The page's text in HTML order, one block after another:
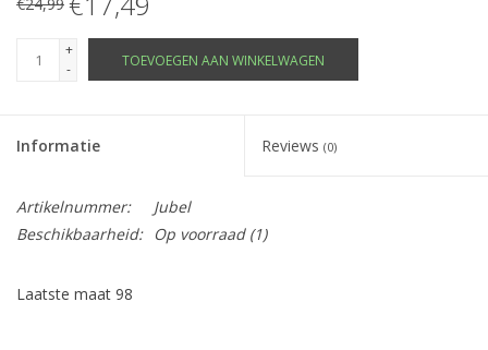
+
-
TOEVOEGEN AAN WINKELWAGEN
Informatie Reviews (0)
Artikelnummer:
Jubel
Beschikbaarheid:
Op voorraad(1)
Laatste maat 98